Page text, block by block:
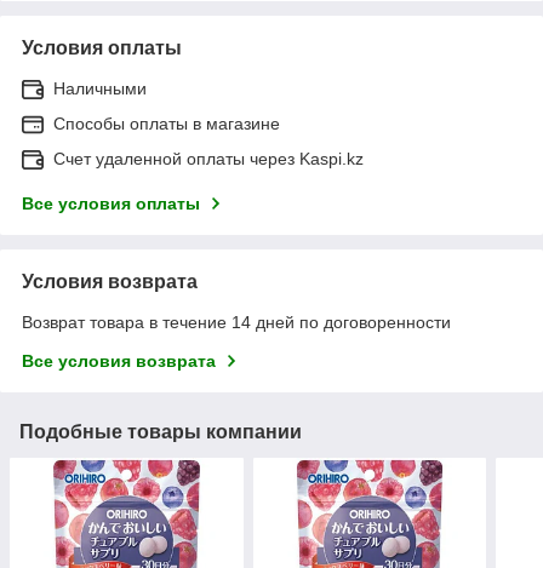
Условия оплаты
Наличными
Способы оплаты в магазине
Счет удаленной оплаты через Kaspi.kz
Все условия оплаты
Условия возврата
Возврат товара в течение 14 дней по договоренности
Все условия возврата
Подобные товары компании